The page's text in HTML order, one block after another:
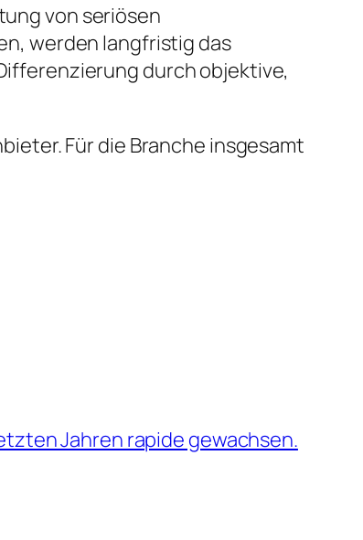
von seriösen
werden langfristig das
durch objektive,
Für die Branche insgesamt
Jahren rapide gewachsen.